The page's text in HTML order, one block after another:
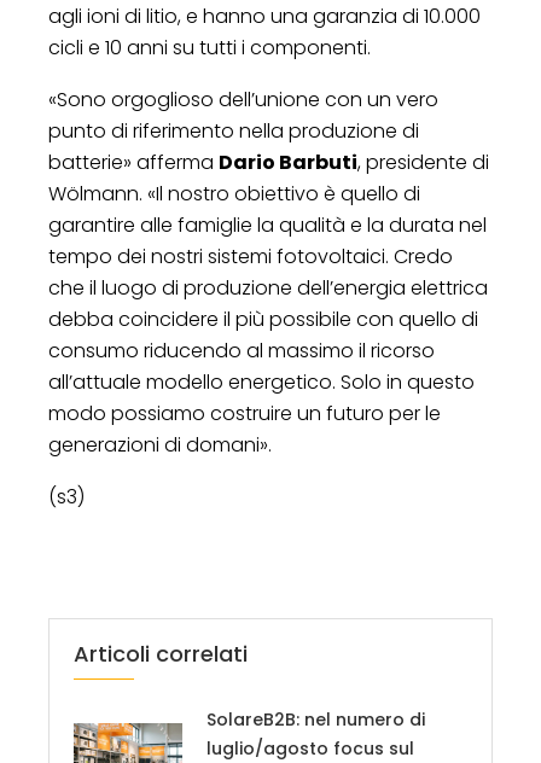
agli ioni di litio, e hanno una garanzia di 10.000
cicli e 10 anni su tutti i componenti.
«Sono orgoglioso dell’unione con un vero
punto di riferimento nella produzione di
batterie» afferma Dario Barbuti, presidente di
Wölmann. «Il nostro obiettivo è quello di
garantire alle famiglie la qualità e la durata nel
tempo dei nostri sistemi fotovoltaici. Credo
che il luogo di produzione dell’energia elettrica
debba coincidere il più possibile con quello di
consumo riducendo al massimo il ricorso
all’attuale modello energetico. Solo in questo
modo possiamo costruire un futuro per le
generazioni di domani».
(s3)
Articoli correlati
SolareB2B: nel numero di
luglio/agosto focus sul